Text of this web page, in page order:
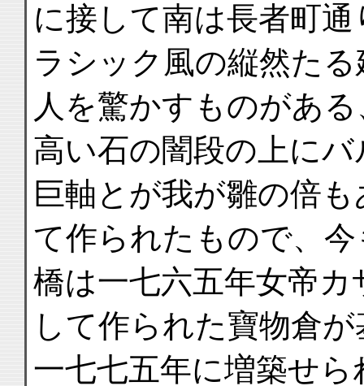
に接して南は長者町
ラシック風の縦然た
人を驚かすものがあ
高い石の闇段の上に
巨軸とが我が雛の倍
て作られたもので、
橋は一七六五年女帝
して作られた寶物倉
一七七五年に増築せ